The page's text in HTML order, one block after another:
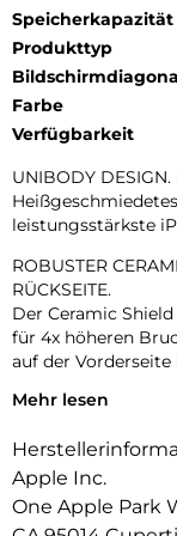
Speicherkapazität
Produkttyp
Farbe
Verfügbarkeit
UNIBODY DESIGN.
leistungsstärkste
ROBUSTER
RÜCKSEITE.
Der Ceramic
für 4x höheren
auf der Vorderseite
DAS ULTIMATIVE
dem größten
Das ist wie 8 Pro
18MP CENTER
Mehr lesen
Apple Inc.
One Apple Park